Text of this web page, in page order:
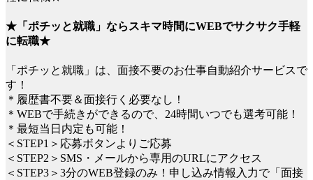
★「ポチッと就職」ならスキマ時間にWEBでサクサク手軽
に転職★
「ポチッと就職」は、面接不要のお仕事自動紹介サービスで
す！
＊履歴書不要＆面接行く必要なし！
＊WEBで手続きができるので、24時間いつでも選考可能！
＊最短当日内定も可能！
＜STEP1＞応募ボタンよりご応募
＜STEP2＞SMS・メールから専用のURLにアクセス
＜STEP3＞3分のWEB登録のみ！申し込み情報入力で「面接